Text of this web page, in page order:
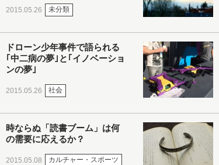
2015.05.26 未分類
ドローン少年事件で語られる
｢中二病の夢｣と｢イノベーショ
ンの夢｣
2015.05.26 社会
時ならぬ「読書ブーム」は何
の需要に応えるか？
2015.05.08 カルチャー・スポーツ